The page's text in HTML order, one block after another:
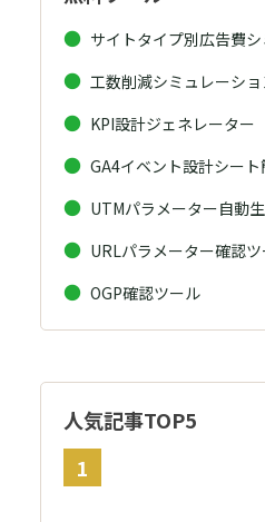
サイトタイプ別広告費
工数削減シミュレーシ
KPI設計ジェネレーター
GA4イベント設計シー
UTMパラメーター自動
URLパラメーター確認
OGP確認ツール
人気記事TOP5
1